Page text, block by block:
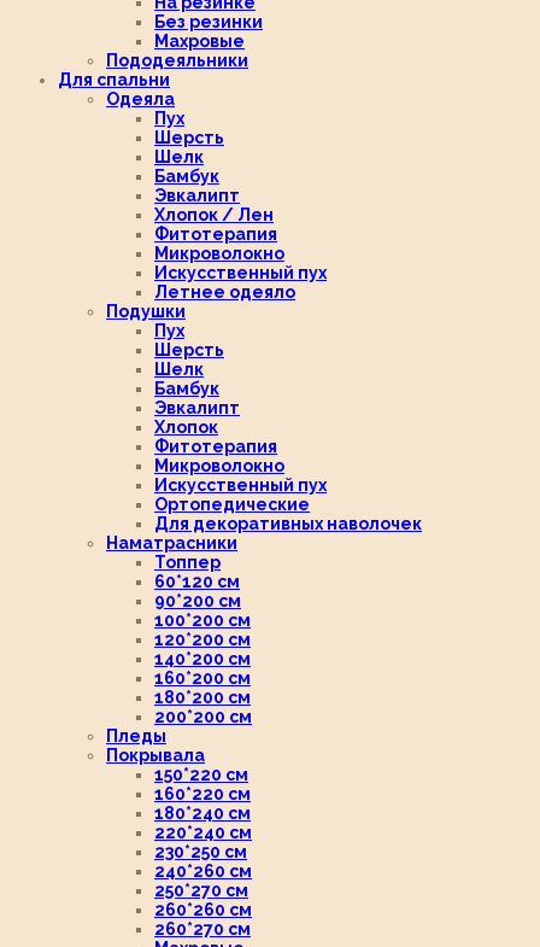
Без резинки
Махровые
Пододеяльники
Для спальни
Одеяла
Пух
Шерсть
Шелк
Бамбук
Эвкалипт
Хлопок / Лен
Фитотерапия
Микроволокно
Искусственный пух
Летнее одеяло
Подушки
Пух
Шерсть
Шелк
Бамбук
Эвкалипт
Хлопок
Фитотерапия
Микроволокно
Искусственный пух
Ортопедические
Для декоративных наволочек
Наматрасники
Топпер
60*120 см
90*200 см
100*200 см
120*200 см
140*200 см
160*200 см
180*200 см
200*200 см
Пледы
Покрывала
150*220 см
160*220 см
180*240 см
220*240 см
230*250 см
240*260 см
250*270 см
260*260 см
260*270 см